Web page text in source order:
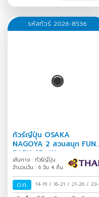
รหัสทัวร์ 2026-8536
ทัวร์ญี่ปุ่น OSAKA
NAGOYA 2 สวนสนุก FUN
PARK 6D 4N
เส้นทาง : ทัวร์ญี่ปุ่น
จำนวนวัน : 6 วัน 4 คืน
ต.ค. 14-19 / 16-21 / 21-26 / 23-
28/